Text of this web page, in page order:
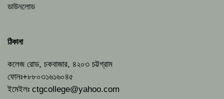
ডাউনলোড
ঠিকানা
কলেজ রোড, চকবাজার, ৪২০৩ চট্টগ্রাম
ফোনঃ+৮৮০৩১৬১৬০৪৫
ইমেইলঃ ctgcollege@yahoo.com